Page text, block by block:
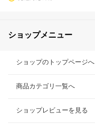
ショップメニュー
ショップのトップページへ
商品カテゴリ一覧へ
ショップレビューを見る